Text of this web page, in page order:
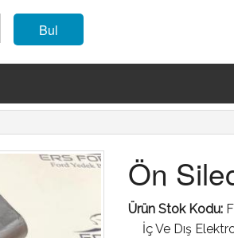
Bul
Ön
Ürün Stok Kodu:
İç Ve Dış